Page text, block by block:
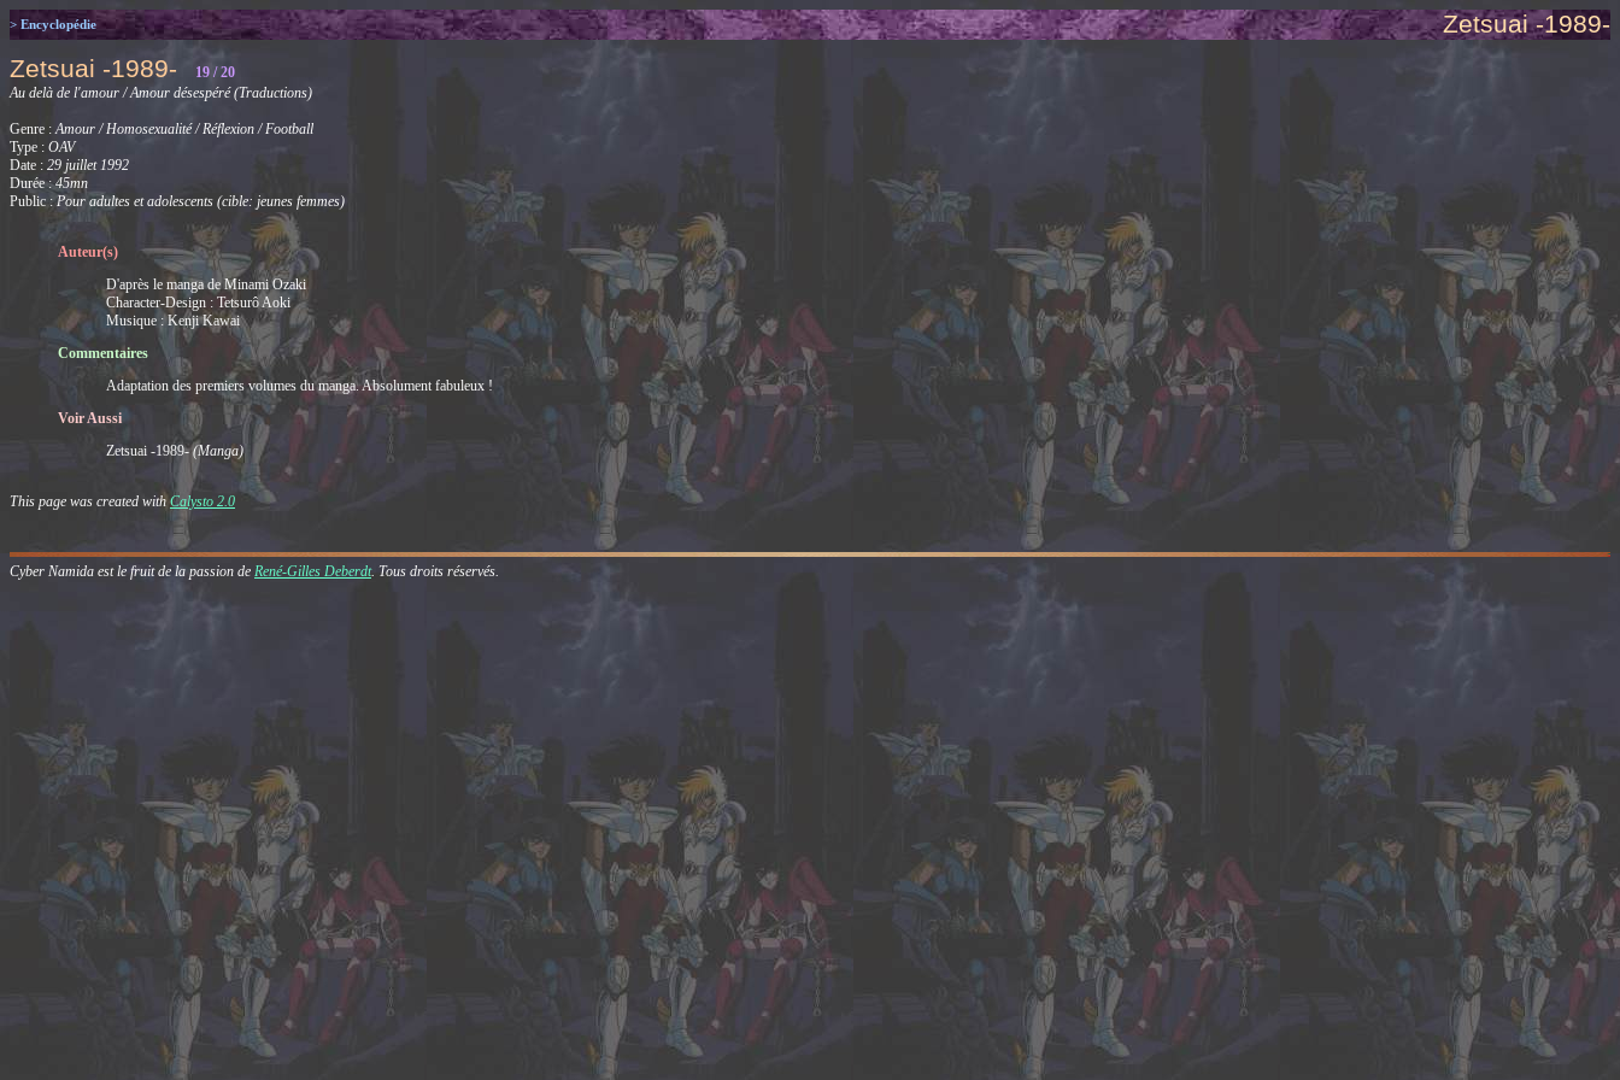
> Encyclopédie
Zetsuai -1989-
Zetsuai -1989-
19 / 20
Au delà de l'amour / Amour désespéré (Traductions)
Genre :Amour / Homosexualité / Réflexion / Football
Type : OAV
Date : 29 juillet 1992
Durée :45mn
Public :Pour adultes et adolescents (cible: jeunes femmes)
Auteur(s)
D'après le manga de Minami Ozaki
Character-Design : Tetsurô Aoki
Musique : Kenji Kawai
Commentaires
Adaptation des premiers volumes du manga. Absolument fabuleux !
Voir Aussi
Zetsuai -1989-(Manga)
This page was created with Calysto 2.0
Cyber Namida est le fruit de la passion de René-Gilles Deberdt. Tous droits réservés.